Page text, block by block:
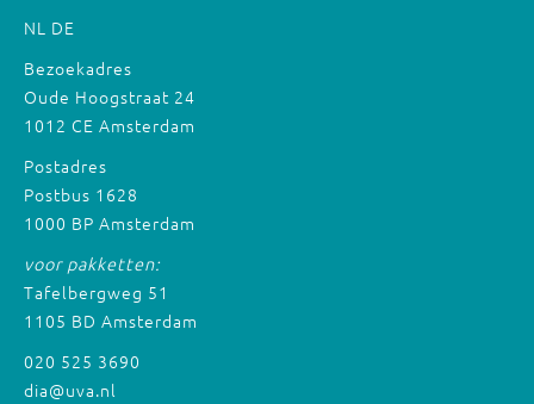
NL DE
Bezoekadres
Oude Hoogstraat 24
1012 CE Amsterdam
Postadres
Postbus 1628
1000 BP Amsterdam
voor pakketten:
Tafelbergweg 51
1105 BD Amsterdam
020 525 3690
dia@uva.nl